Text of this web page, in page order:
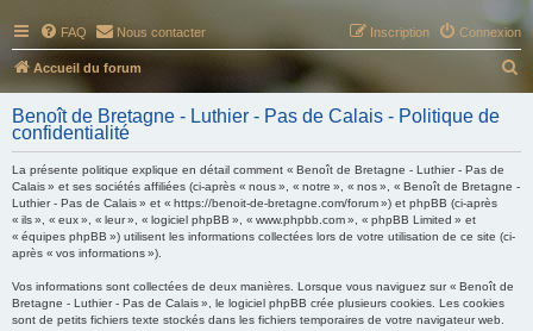
FAQ Nous contacter Connexion
Inscription
Accueil du forum
e
h
Benoît de Bretagne - Luthier - Pas de Calais - Politique de
confidentialité
La présente politique explique en détail comment « Benoît de Bretagne - Luthier - Pas de
Calais » et ses sociétés affiliées (ci-après « nous », « notre », « nos », « Benoît de Bretagne -
Luthier - Pas de Calais » et « https://benoit-de-bretagne.com/forum ») et phpBB (ci-après
« ils », « eux », « leur », « logiciel phpBB », « www.phpbb.com », « phpBB Limited » et
« équipes phpBB ») utilisent les informations collectées lors de votre utilisation de ce site (ci-
après « vos informations »).
Vos informations sont collectées de deux manières. Lorsque vous naviguez sur « Benoît de
Bretagne - Luthier - Pas de Calais », le logiciel phpBB crée plusieurs cookies. Les cookies
sont de petits fichiers texte stockés dans les fichiers temporaires de votre navigateur web.